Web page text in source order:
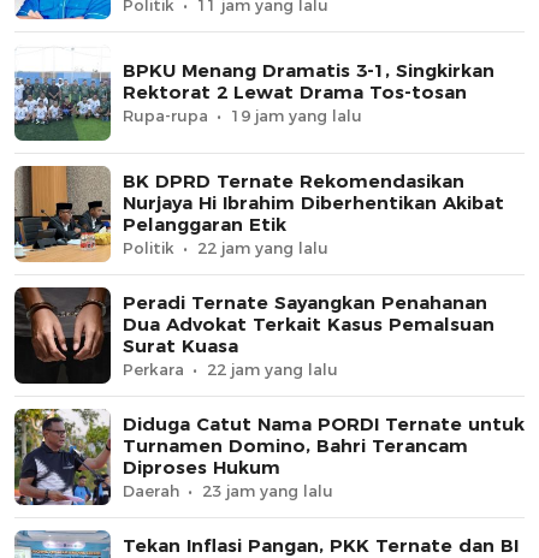
Politik 11 jam yang lalu
BPKU Menang Dramatis 3-1, Singkirkan
Rektorat 2 Lewat Drama Tos-tosan
Rupa-rupa 19 jam yang lalu
BK DPRD Ternate Rekomendasikan
Nurjaya Hi Ibrahim Diberhentikan Akibat
Pelanggaran Etik
Politik 22 jam yang lalu
Peradi Ternate Sayangkan Penahanan
Dua Advokat Terkait Kasus Pemalsuan
Surat Kuasa
Perkara 22 jam yang lalu
Diduga Catut Nama PORDI Ternate untuk
Turnamen Domino, Bahri Terancam
Diproses Hukum
Daerah 23 jam yang lalu
Tekan Inflasi Pangan, PKK Ternate dan BI